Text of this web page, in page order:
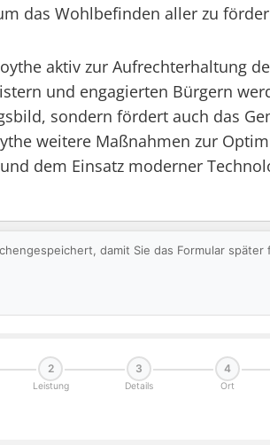
das Wohlbefinden aller zu
aktiv zur Aufrechterhaltung
und engagierten Bürgern
sondern fördert auch das
weitere Maßnahmen zur
dem Einsatz moderner
damit Sie das Formular
2
Leistung
3
Details
4
Ort